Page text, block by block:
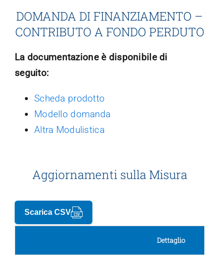
Trasparenza
DOMANDA DI FINANZIAMENTO –
CONTRIBUTO A FONDO PERDUTO
La documentazione è disponibile di
seguito:
Scheda prodotto
Modello domanda
Altra Modulistica
Aggiornamenti sulla Misura
Scarica CSV
Dettaglio